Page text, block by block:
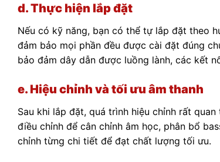
d. Thực hiện lắp đặt
Nếu có kỹ năng, bạn có thể tự lắp đặt theo
đảm bảo mọi phần đều được cài đặt đúng
bảo đảm dây dẫn được luồng lành, các kết
e. Hiệu chỉnh và tối ưu âm thanh
Sau khi lắp đặt, quá trình hiệu chỉnh rất
điều chỉnh để cân chỉnh âm học, phân bổ
chỉnh từng chi tiết để đạt chất lượng tối ưu.